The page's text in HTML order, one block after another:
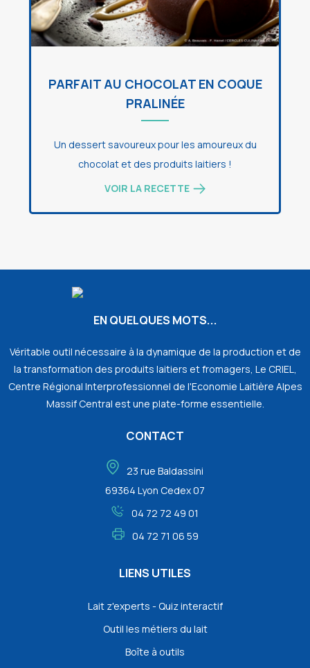
PARFAIT AU CHOCOLAT EN COQUE
PRALINÉE
Un dessert savoureux pour les amoureux du
chocolat et des produits laitiers !
VOIR LA RECETTE
EN QUELQUES MOTS...
Véritable outil nécessaire à la dynamique de la production et de
la transformation des produits laitiers et fromagers, Le CRIEL,
Centre Régional Interprofessionnel de l'Economie Laitière Alpes
Massif Central est une plate-forme essentielle.
CONTACT
23 rue Baldassini
69364 Lyon Cedex 07
04 72 72 49 01
04 72 71 06 59
LIENS UTILES
Lait z'experts - Quiz interactif
Outil les métiers du lait
Boîte à outils